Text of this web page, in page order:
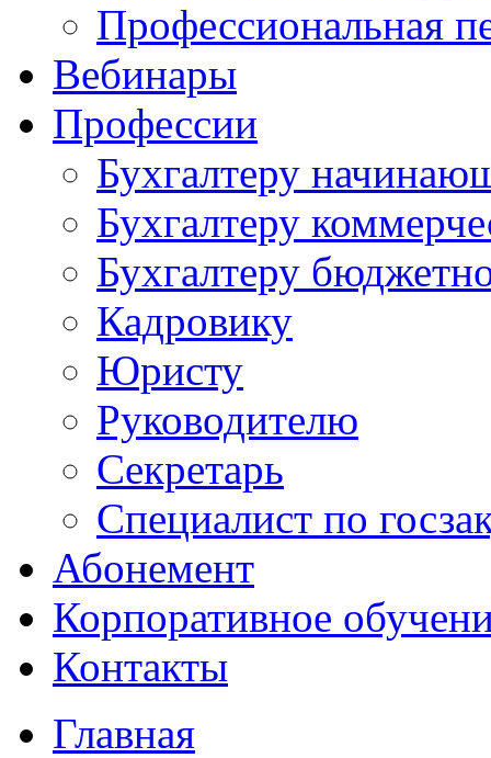
Профессиональная
Вебинары
Профессии
Бухгалтеру
Бухгалтеру
Бухгалтеру
Кадровику
Юристу
Руководителю
Секретарь
Специалист по
Абонемент
Корпоративное
Контакты
Главная